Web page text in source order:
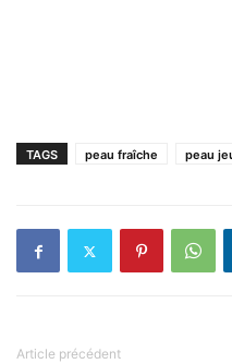
TAGS peau fraîche peau
Article précédent